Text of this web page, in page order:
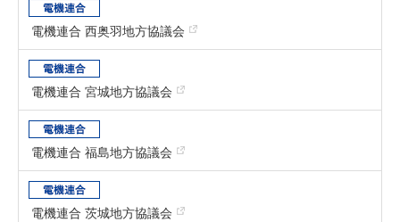
電機連合 西奥羽地方協議会
電機連合 宮城地方協議会
電機連合 福島地方協議会
電機連合 茨城地方協議会